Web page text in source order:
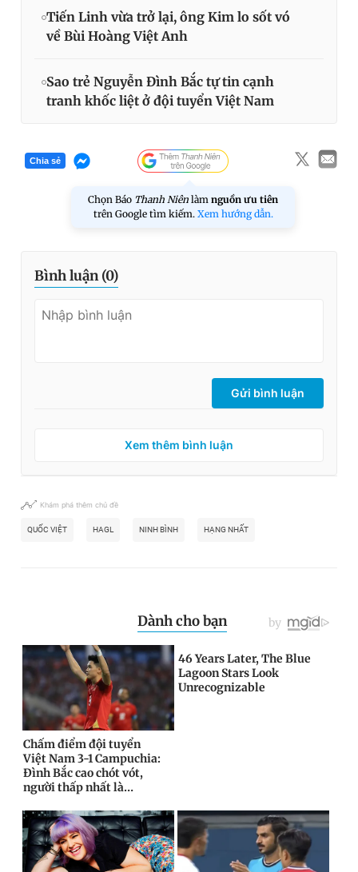
Tiến Linh vừa trở lại, ông Kim lo sốt vó
về Bùi Hoàng Việt Anh
Sao trẻ Nguyễn Đình Bắc tự tin cạnh
tranh khốc liệt ở đội tuyển Việt Nam
Chia sẻ
Chọn Báo Thanh Niên làm nguồn ưu tiên
trên Google tìm kiếm. Xem hướng dẫn.
Bình luận (0)
Gửi bình luận
Xem thêm bình luận
Khám phá thêm chủ đề
QUỐC VIỆT HAGL NINH BÌNH HẠNG NHẤT